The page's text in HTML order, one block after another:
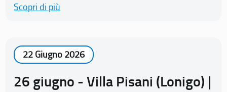
Scopri di più
22 Giugno 2026
26 giugno - Villa Pisani (Lonigo) |